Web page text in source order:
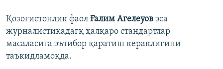
Қозоғистонлик фаол Ғалим Агелеуов эса
журналистикадагқ ҳалқаро стандартлар
масаласига эътибор қаратиш кераклигини
таъкидламоқда.